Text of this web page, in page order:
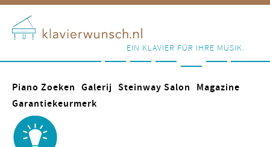
EIN KLAVIER FÜR IHRE MUSIK.
Piano Zoeken Galerij Steinway Salon
Magazine
Garantiekeurmerk